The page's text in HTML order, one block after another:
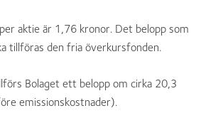
aktie är 1,76 kronor. Det belopp som
tillföras den fria överkursfonden.
Bolaget ett belopp om cirka 20,3
emissionskostnader).